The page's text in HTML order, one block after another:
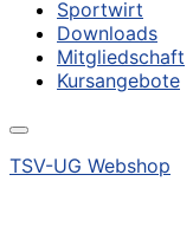
Sportwirt
Downloads
Mitgliedschaft
Kursangebote
TSV-UG Webshop